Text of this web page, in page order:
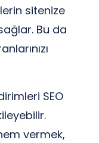
sitenize
Bu da
SEO
vermek,